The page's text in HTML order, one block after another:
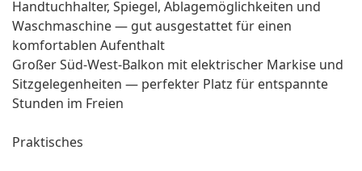
Handtuchhalter, Spiegel, Ablagemöglichkeiten und
Waschmaschine — gut ausgestattet für einen
komfortablen Aufenthalt
Großer Süd-West-Balkon mit elektrischer Markise und
Sitzgelegenheiten — perfekter Platz für entspannte
Stunden im Freien
Praktisches